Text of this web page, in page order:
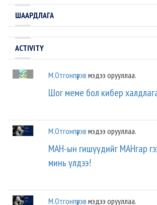
ШААРДЛАГА
ACTIVITY
М.Отгонпүрэв мэдээ орууллаа.
Шог меме бол кибер
М.Отгонпүрэв мэдээ орууллаа.
МАН-ын гишүүдийг МАНгар
минь үлдээ!
М.Отгонпүрэв мэдээ орууллаа.